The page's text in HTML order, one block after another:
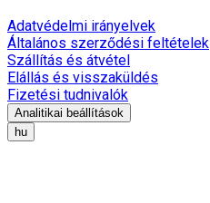
Adatvédelmi irányelvek
Általános szerződési feltételek
Szállítás és átvétel
Elállás és visszaküldés
Fizetési tudnivalók
Analitikai beállítások
hu